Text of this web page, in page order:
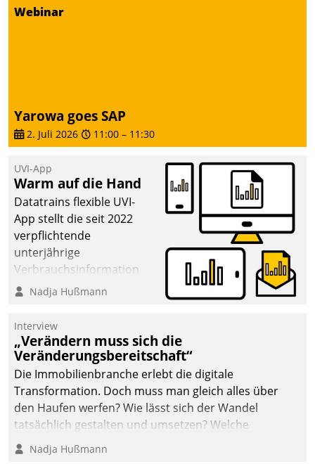
Datatrain ermöglicht
datengestützte
Entscheidungen.
Webinar
Yarowa goes SAP
2. Juli 2026 11:00 – 11:30
UVI-App
Warm auf die Hand
Datatrains flexible UVI-
App stellt die seit 2022
verpflichtende
unterjährige
Verbrauchsinformation
schnell, zuverlässig und
Die monatlichen
Mitteilungen zum
Heizungs- und
Wasserverbrauch gehen
automatisiert, vollständig
und auf Wunsch über
mehrere zuvor
Kommunikationswege bei
Nadja Hußmann
Interview
„Verändern muss sich die
Veränderungsbereitschaft“
Die Immobilienbranche erlebt die digitale
Transformation. Doch muss man gleich alles über
den Haufen werfen? Wie lässt sich der Wandel
tatsächlich gestalten und umsetzen? Welche
Argumente zählen wirklich?
Nadja Hußmann